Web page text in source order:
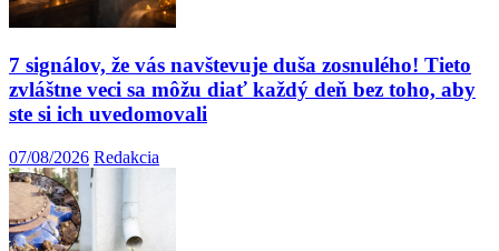
7 signálov, že vás navštevuje duša zosnulého! Tieto
zvláštne veci sa môžu diať každý deň bez toho, aby
ste si ich uvedomovali
07/08/2026 Redakcia